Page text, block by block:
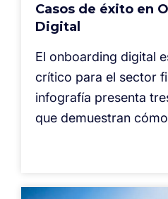
Casos de éxito en
Digital
El onboarding digital
crítico para el sector
infografía presenta
que demuestran